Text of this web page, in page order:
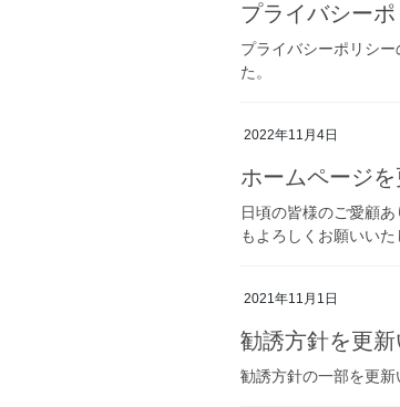
プライバシーポ
プライバシーポリシ
た。
2022年11月4日
ホームページを
日頃の皆様のご愛顧
もよろしくお願いいた
2021年11月1日
勧誘方針を更
勧誘方針の一部を更新